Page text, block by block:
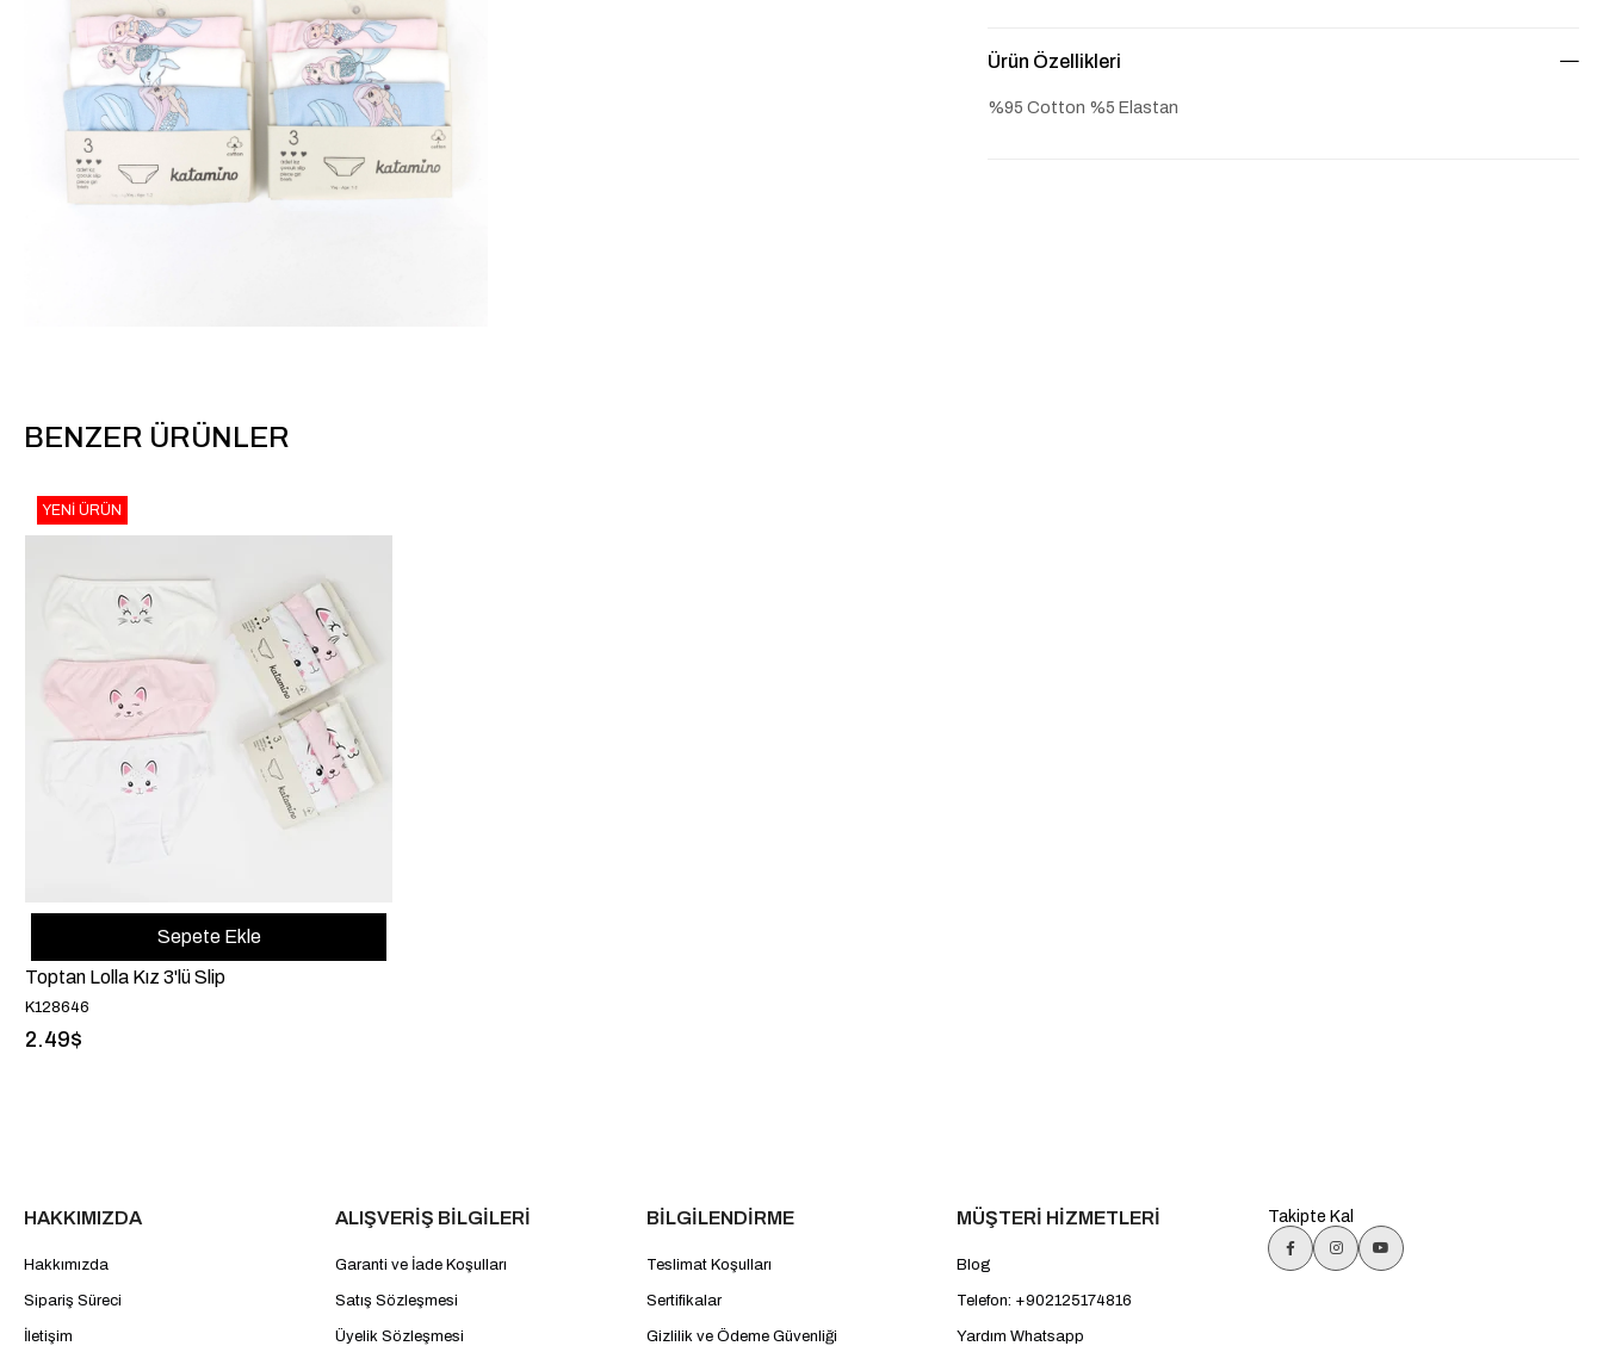
Ürün Özellikleri
%95 Cotton %5 Elastan
BENZER ÜRÜNLER
Toptan Lolla Kız 3'lü Slip
K128646
2.49$
Sepete Ekle
YENI ÜRÜN
HAKKIMIZDA
Hakkımızda
Sipariş Süreci
İletişim
ALIŞVERİŞ BİLGİLERİ
Garanti ve İade Koşulları
Satış Sözleşmesi
Üyelik Sözleşmesi
BİLGİLENDİRME
Teslimat Koşulları
Sertifikalar
Gizlilik ve Ödeme Güvenliği
MÜŞTERİ HİZMETLERİ
Blog
Telefon: +902125174816
Yardım Whatsapp
Takipte Kal